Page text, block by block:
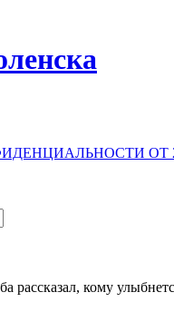
ОТ
рассказал, кому